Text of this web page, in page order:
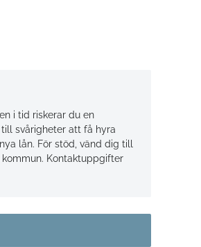
i tid riskerar du en
svårigheter att få hyra
lån. För stöd, vänd dig till
Kontaktuppgifter